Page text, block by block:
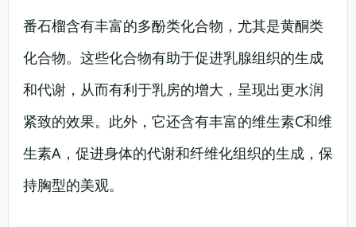
番石榴含有丰富的多酚类化合物，尤其是黄酮类
化合物。这些化合物有助于促进乳腺组织的生成
和代谢，从而有利于乳房的增大，呈现出更水润
紧致的效果。此外，它还含有丰富的维生素C和维
生素A，促进身体的代谢和纤维化组织的生成，保
持胸型的美观。